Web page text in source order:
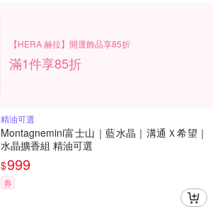
【HERA 赫拉】開運飾品享85折
滿1件享85折
精油可選
Montagnemini富士山｜藍水晶｜溝通Ｘ希望｜
水晶擴香組 精油可選
$999
券